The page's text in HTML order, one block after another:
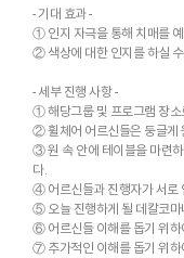
- 기대 효과 -
① 인지 자극을 통해 치매를 예
② 색상에 대한 인지를 하실 수
- 세부 진행 사항 -
① 해당그룹 및 프로그램 장소
② 휠체어 어르신들은 둥글게
③ 원 속 안에 테이블을 마련
다.
④ 어르신들과 진행자가 서로
⑤ 오늘 진행하게 될 데칼코마
⑥ 어르신들 이해를 돕기 위하
⑦ 추가적인 이해를 돕기 위하